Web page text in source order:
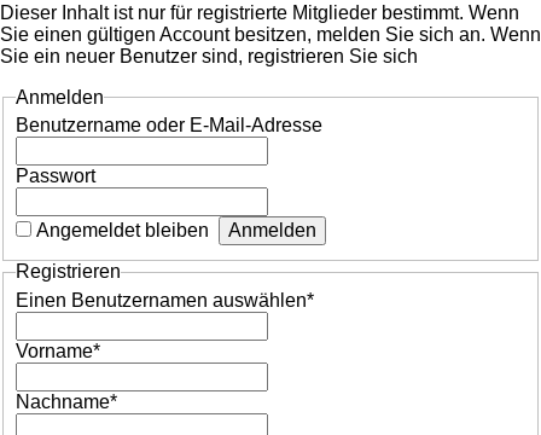
Dieser Inhalt ist nur für registrierte Mitglieder bestimmt. Wenn
Sie einen gültigen Account besitzen, melden Sie sich an. Wenn
Sie ein neuer Benutzer sind, registrieren Sie sich
Anmelden
Benutzername oder E-Mail-Adresse
Passwort
Angemeldet bleiben
Registrieren
Einen Benutzernamen auswählen*
Vorname*
Nachname*